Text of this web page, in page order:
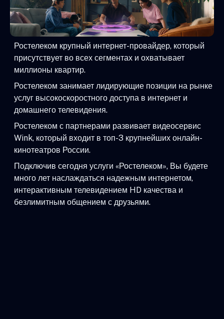
Ростелеком крупный интернет-провайдер, который
присутствует во всех сегментах и охватывает
миллионы квартир.
Ростелеком занимает лидирующие позиции на рынке
услуг высокоскоростного доступа в интернет и
домашнего телевидения.
Ростелеком с партнерами развивает видеосервис
Wink, который входит в топ-3 крупнейших онлайн-
кинотеатров России.
Подключив сегодня услуги «Ростелеком», Вы будете
много лет наслаждаться надежным интернетом,
интерактивным телевидением HD качества и
безлимитным общением с друзьями.